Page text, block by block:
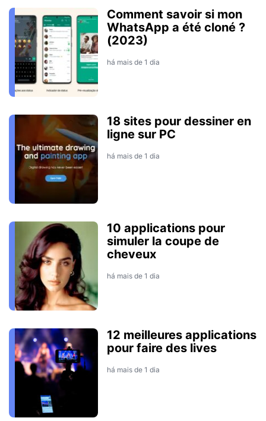
Comment savoir si mon
WhatsApp a été cloné ?
(2023)
há mais de 1 dia
18 sites pour dessiner en
ligne sur PC
há mais de 1 dia
10 applications pour
simuler la coupe de
cheveux
há mais de 1 dia
12 meilleures applications
pour faire des lives
há mais de 1 dia